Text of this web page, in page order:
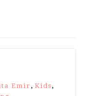
Emir , Kids ,